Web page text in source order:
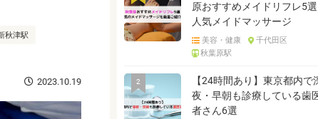
秋津駅
2023.10.19
原おすすめメイドリフレ5
人気メイドマッサージ
美容・健康
千代田区
秋葉原駅
2
【24時間あり】東京都内で
夜・早朝も診療している歯
者さん6選